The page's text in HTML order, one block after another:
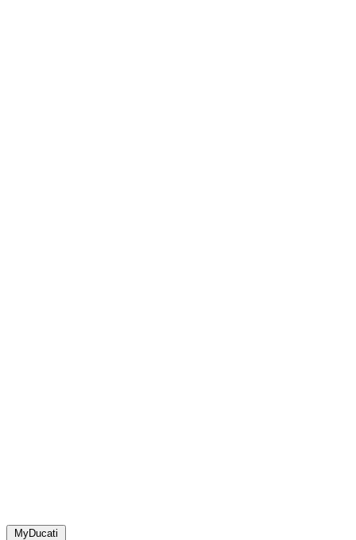
MyDucati